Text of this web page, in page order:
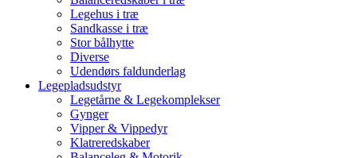
Legehus i træ
Sandkasse i træ
Stor bålhytte
Diverse
Udendørs faldunderlag
Legepladsudstyr
Legetårne & Legekomplekser
Gynger
Vipper & Vippedyr
Klatreredskaber